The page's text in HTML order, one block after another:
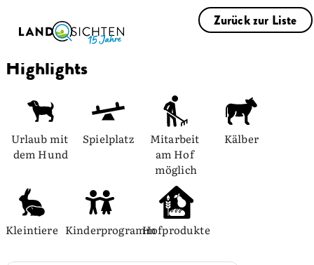
Zurück zur Liste
Highlights
Urlaub mit
dem Hund
Spielplatz
Mitarbeit
am Hof
möglich
Kälber
Kleintiere KinderprogrammHofprodukte